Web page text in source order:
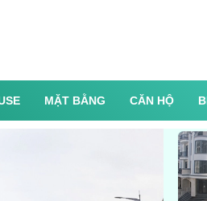
MẶT BẰNG CĂN HỘ